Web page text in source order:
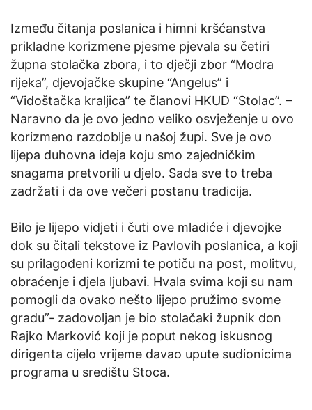
Između čitanja poslanica i himni kršćanstva
prikladne korizmene pjesme pjevala su četiri
župna stolačka zbora, i to dječji zbor “Modra
rijeka”, djevojačke skupine “Angelus” i
“Vidoštačka kraljica” te članovi HKUD “Stolac”. –
Naravno da je ovo jedno veliko osvježenje u ovo
korizmeno razdoblje u našoj župi. Sve je ovo
lijepa duhovna ideja koju smo zajedničkim
snagama pretvorili u djelo. Sada sve to treba
zadržati i da ove večeri postanu tradicija.
Bilo je lijepo vidjeti i čuti ove mladiće i djevojke
dok su čitali tekstove iz Pavlovih poslanica, a koji
su prilagođeni korizmi te potiču na post, molitvu,
obraćenje i djela ljubavi. Hvala svima koji su nam
pomogli da ovako nešto lijepo pružimo svome
gradu”- zadovoljan je bio stolačaki župnik don
Rajko Marković koji je poput nekog iskusnog
dirigenta cijelo vrijeme davao upute sudionicima
programa u središtu Stoca.